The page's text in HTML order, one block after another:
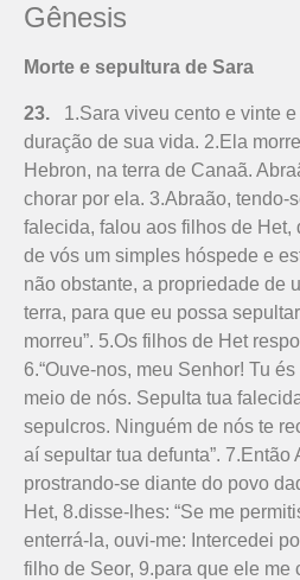
Gênesis
Morte e sepultura de Sara
23. 1.Sara viveu cento e vinte
duração de sua vida. 2.Ela
Hebron, na terra de Canaã.
chorar por ela. 3.Abraão, tendo-
falecida, falou aos filhos de Het,
de vós um simples hóspede e
não obstante, a propriedade de
terra, para que eu possa
morreu”. 5.Os fi­lhos de Het
6.“Ouve-nos, meu Senhor! Tu
meio de nós. Sepulta tua
sepulcros. Ninguém de nós te
aí sepultar tua defunta”. 7.Então
prostrando-se diante do povo
Het, 8.disse-lhes: “Se me
enterrá-la, ouvi-me: Intercedei
filho de Seor, 9.para que ele me